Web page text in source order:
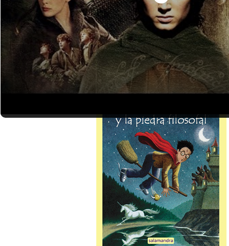
Centrem-nos en el títol de la saga més venuda,Harry Potter i
publicat el 1997 i amb 140 milions d'exemplars venuts .